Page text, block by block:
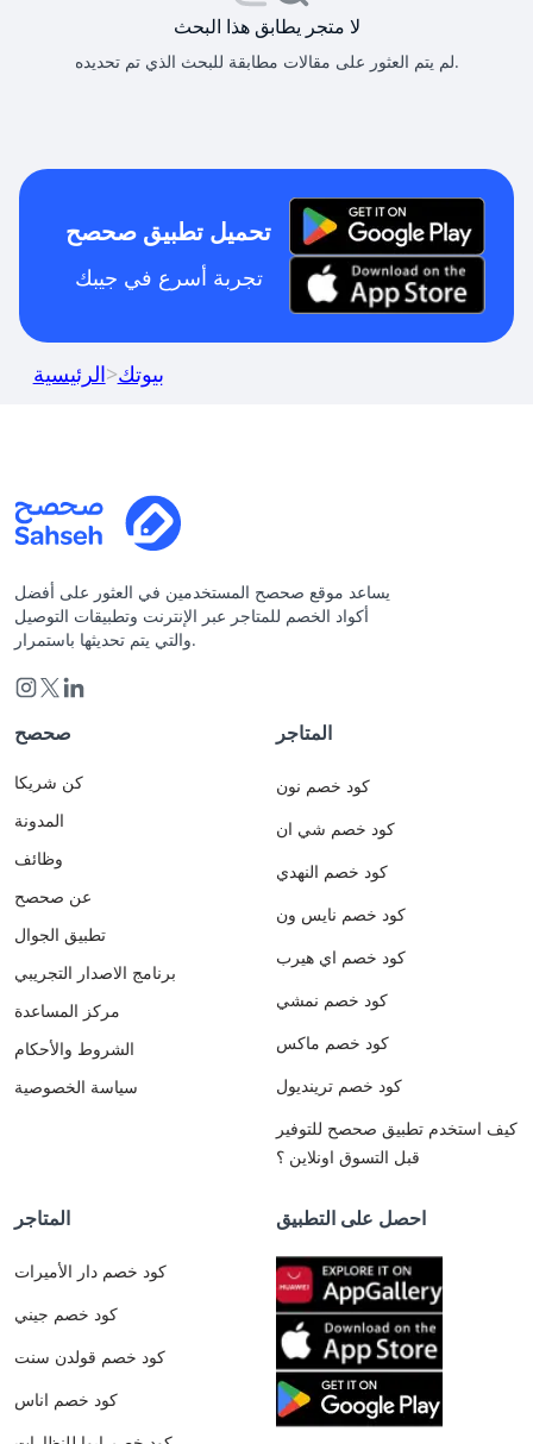
لا متجر يطابق هذا البحث
لم يتم العثور على مقالات مطابقة للبحث الذي تم تحديده.
تحميل تطبيق صحصح
تجربة أسرع في جيبك
الرئيسية>بيوتك
يساعد موقع صحصح المستخدمين في العثور على أفضل
أكواد الخصم للمتاجر عبر الإنترنت وتطبيقات التوصيل
والتي يتم تحديثها باستمرار.
صحصح
كن شريكا
المدونة
وظائف
عن صحصح
تطبيق الجوال
برنامج الاصدار التجريبي
مركز المساعدة
الشروط والأحكام
سياسة الخصوصية
المتاجر
كود خصم نون
كود خصم شي ان
كود خصم النهدي
كود خصم نايس ون
كود خصم اي هيرب
كود خصم نمشي
كود خصم ماكس
كود خصم ترينديول
كيف استخدم تطبيق صحصح للتوفير
قبل التسوق اونلاين ؟
المتاجر
كود خصم دار الأميرات
كود خصم جيني
كود خصم قولدن سنت
كود خصم اناس
احصل على التطبيق